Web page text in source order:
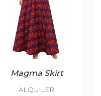
Magma Skirt
ALQUILER